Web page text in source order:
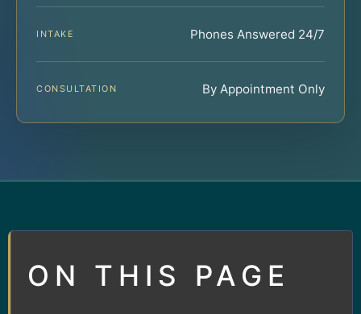
INTAKE Phones Answered 24/7
CONSULTATION By Appointment Only
ON THIS PAGE